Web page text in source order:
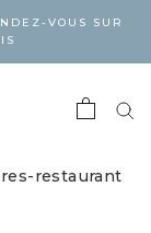
VOUS SUR
restaurant